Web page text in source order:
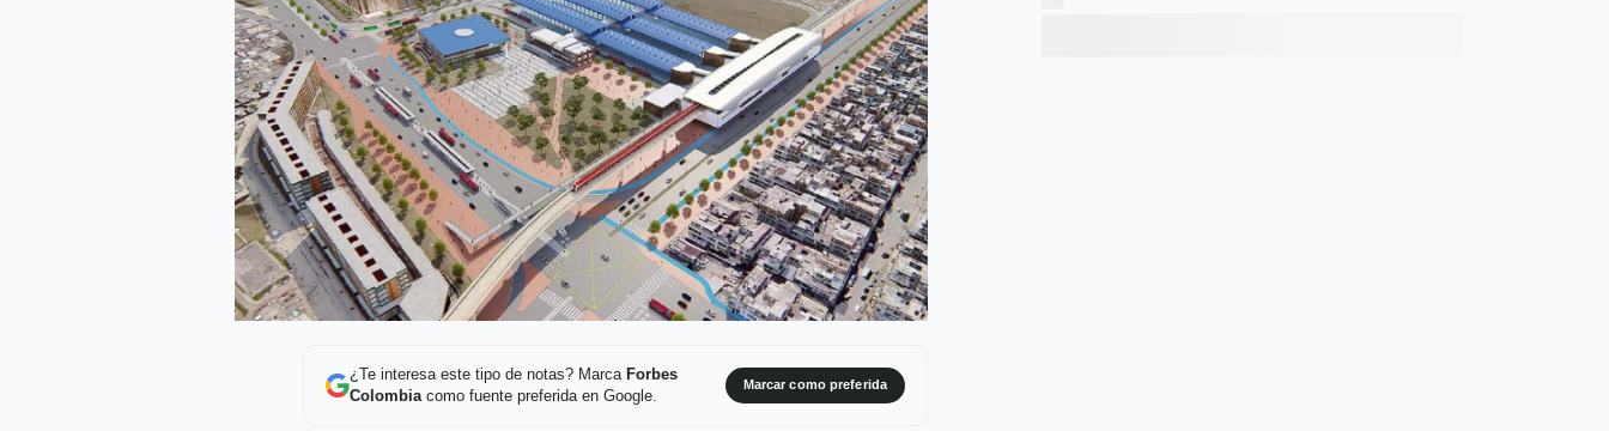
¿Te interesa este tipo de notas? Marca Forbes
Colombiacomo fuente preferida en Google.
Marcar como preferida